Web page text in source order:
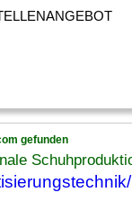
gefunden